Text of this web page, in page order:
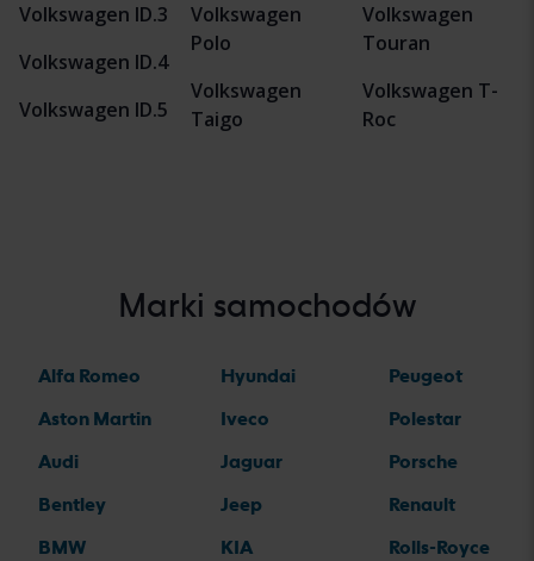
Volkswagen ID.3
Volkswagen ID.4
Volkswagen ID.5
Volkswagen
Polo
Volkswagen
Taigo
Volkswagen
Touran
Volkswagen T-
Roc
Marki samochodów
Alfa Romeo
Aston Martin
Audi
Bentley
BMW
Hyundai
Iveco
Jaguar
Jeep
KIA
Peugeot
Polestar
Porsche
Renault
Rolls-Royce